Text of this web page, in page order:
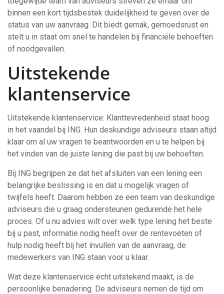
binnen een kort tijdsbestek duidelijkheid te geven over de
status van uw aanvraag. Dit biedt gemak, gemoedsrust en
stelt u in staat om snel te handelen bij financiële behoeften
of noodgevallen.
Uitstekende
klantenservice
Uitstekende klantenservice: Klanttevredenheid staat hoog
in het vaandel bij ING. Hun deskundige adviseurs staan altijd
klaar om al uw vragen te beantwoorden en u te helpen bij
het vinden van de juiste lening die past bij uw behoeften.
Bij ING begrijpen ze dat het afsluiten van een lening een
belangrijke beslissing is en dat u mogelijk vragen of
twijfels heeft. Daarom hebben ze een team van deskundige
adviseurs die u graag ondersteunen gedurende het hele
proces. Of u nu advies wilt over welk type lening het beste
bij u past, informatie nodig heeft over de rentevoeten of
hulp nodig heeft bij het invullen van de aanvraag, de
medewerkers van ING staan voor u klaar.
Wat deze klantenservice echt uitstekend maakt, is de
persoonlijke benadering. De adviseurs nemen de tijd om